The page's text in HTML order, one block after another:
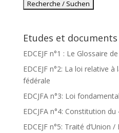
Etudes et documents
EDCEJF n°1 : Le Glossaire
EDCEJF n°2: La loi relative
fédérale
EDCJFA n°3: Loi
EDCJFA n°4: Constitution
EDCEJF n°5: Traité d’Union